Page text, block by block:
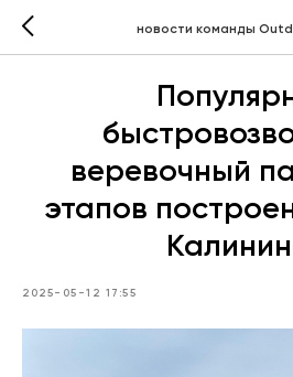
новости команды
веревочный
этапов
2025-05-12 17:55